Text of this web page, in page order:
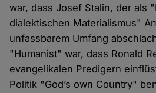
war, dass Josef Stalin, der als
dialektischen Materialismus"
unfassbarem Umfang
"Humanist" war, dass Ronald
evangelikalen Predigern
Politik "God’s own Country"